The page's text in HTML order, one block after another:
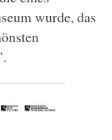
wurde, das